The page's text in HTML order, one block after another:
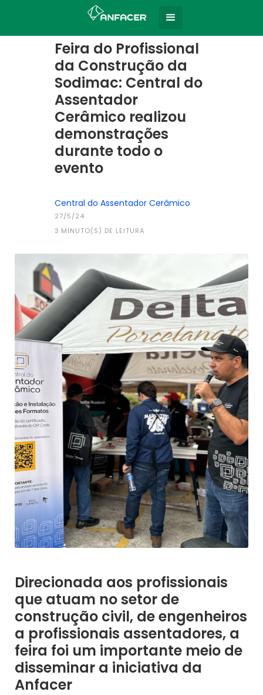
Todas as notícias
Feira do Profissional
da Construção da
Sodimac: Central do
Assentador
Cerâmico realizou
demonstrações
durante todo o
evento
Central do Assentador Cerâmico
27/5/24
3 MINUTO(S) DE LEITURA
Direcionada aos profissionais
que atuam no setor de
construção civil, de engenheiros
a profissionais assentadores, a
feira foi um importante meio de
disseminar a iniciativa da
Anfacer